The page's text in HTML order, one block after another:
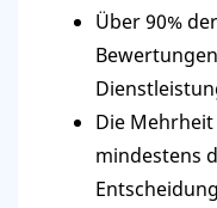
Über 90%
Die
mindestens